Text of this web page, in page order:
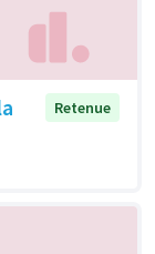
Retenue